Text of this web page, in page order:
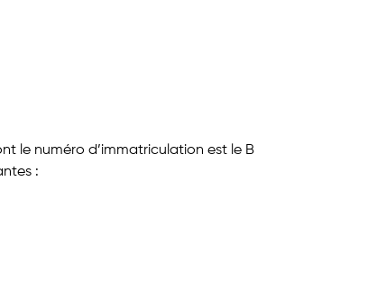
le numéro d’immatriculation est le B
: